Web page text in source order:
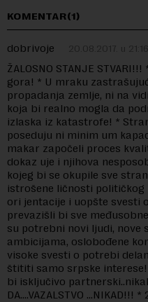
KOMENTAR(1)
dobrivoje 20.08.2017. u 21:16
ŽALOSNO STANJE
gora! * U mraku
propadanja zemlje, ni na
koja bi realno mogla da
izlaska iz katastrofe! *
poseduju ni minim um
makar započeli proces
dokaz uje i njihova
kojeg bi se okupile sve
istrošene ličnosti
ori jentacije i uopšte svesti
prevazišli bi sve
su potrebni novi ljudi, nove
ambicijama, oslobođene
visoke svesti o potrebi
štititi samo srpske
bi isključivo
DA….VAZALSTVO …NIKAD!!! *